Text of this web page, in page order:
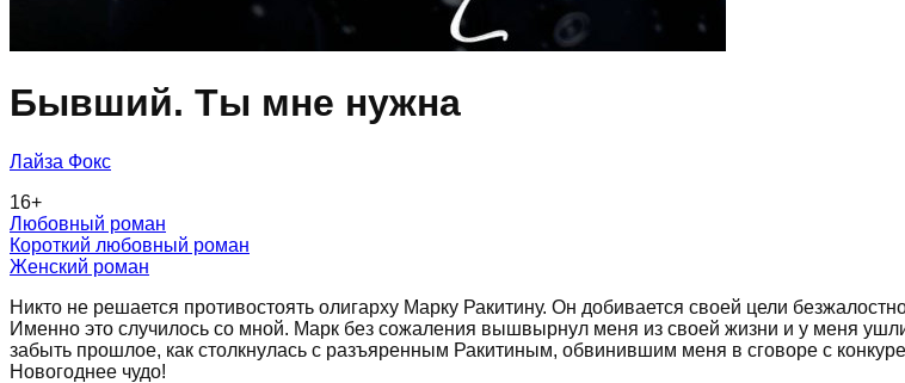
Бывший. Ты мне нужна
Лайза Фокс
16+
Любовный роман
Короткий любовный роман
Женский роман
Никто не решается противостоять олигарху Марку Ракитину. Он добивается своей цели
Именно это случилось со мной. Марк без сожаления вышвырнул меня из своей жизни и у меня
забыть прошлое, как столкнулась с разъяренным Ракитиным, обвинившим меня в сговоре с
Новогоднее чудо!